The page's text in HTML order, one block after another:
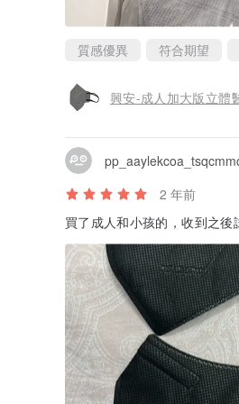
質感優異 符合期望
興安-成人加大版立體
2 年前
買了成人和小孩的，收到之後